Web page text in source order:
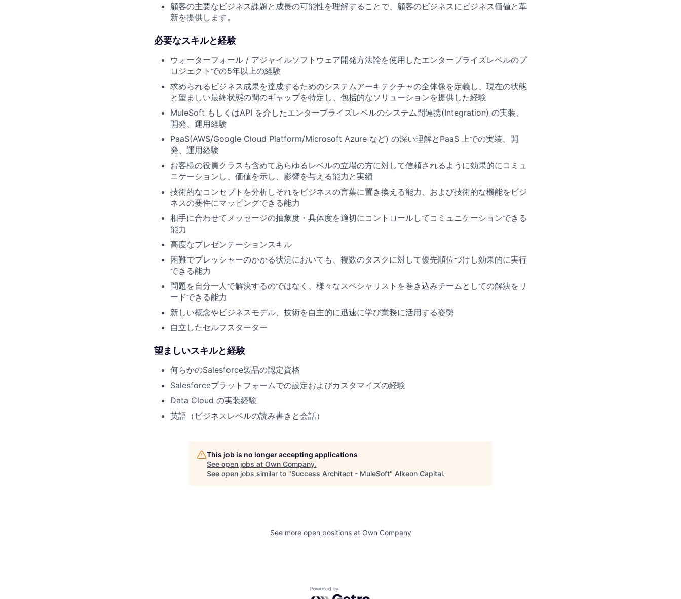
顧客の主要なビジネス課題と成長の可能性を理解することで、顧客のビジネスにビジネス価値と革
新を提供します。
必要なスキルと経験
ウォーターフォール / アジャイルソフトウェア開発方法論を使用したエンタープライズレベルのプ
ロジェクトでの5年以上の経験
求められるビジネス成果を達成するためのシステムアーキテクチャの全体像を定義し、現在の状態
と望ましい最終状態の間のギャップを特定し、包括的なソリューションを提供した経験
MuleSoft もしくはAPI を介したエンタープライズレベルのシステム間連携(Integration) の実装、
開発、運用経験
PaaS(AWS/Google Cloud Platform/Microsoft Azure など) の深い理解とPaaS 上での実装、開
発、運用経験
お客様の役員クラスも含めてあらゆるレベルの立場の方に対して信頼されるように効果的にコミュ
ニケーションし、価値を示し、影響を与える能力と実績
技術的なコンセプトを分析しそれをビジネスの言葉に置き換える能力、および技術的な機能をビジ
ネスの要件にマッピングできる能力
相手に合わせてメッセージの抽象度・具体度を適切にコントロールしてコミュニケーションできる
能力
高度なプレゼンテーションスキル
困難でプレッシャーのかかる状況においても、複数のタスクに対して優先順位づけし効果的に実行
できる能力
問題を自分一人で解決するのではなく、様々なスペシャリストを巻き込みチームとしての解決をリ
ードできる能力
新しい概念やビジネスモデル、技術を自主的に迅速に学び業務に活用する姿勢
自立したセルフスターター
望ましいスキルと経験
何らかのSalesforce製品の認定資格
Salesforceプラットフォームでの設定およびカスタマイズの経験
Data Cloud の実装経験
英語（ビジネスレベルの読み書きと会話）
This job is no longer accepting applications
See open jobs at Own Company.
See open jobs similar to "Success Architect - MuleSoft" Alkeon Capital.
See more open positions at Own Company
Powered by Getro.com